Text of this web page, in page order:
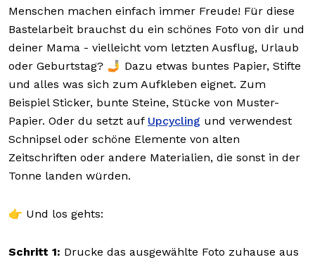
Menschen machen einfach immer Freude! Für diese
Bastelarbeit brauchst du ein schönes Foto von dir und
deiner Mama - vielleicht vom letzten Ausflug, Urlaub
oder Geburtstag? 🤳 Dazu etwas buntes Papier, Stifte
und alles was sich zum Aufkleben eignet. Zum
Beispiel Sticker, bunte Steine, Stücke von Muster-
Papier. Oder du setzt auf Upcycling und verwendest
Schnipsel oder schöne Elemente von alten
Zeitschriften oder andere Materialien, die sonst in der
Tonne landen würden.
👉 Und los gehts:
Schritt 1: Drucke das ausgewählte Foto zuhause aus